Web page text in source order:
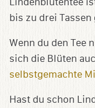
Lindenblütentee
bis zu drei
Wenn du den Tee
sich die Blüten
selbstgemachte
Hast du schon